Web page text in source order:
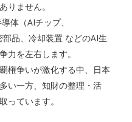
りません。
体（AIチップ、
品、冷却装置 などのAI生
力を左右します。
権争いが激化する中、日本
い一方、知財の整理・活
っています。